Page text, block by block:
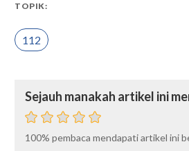
TOPIK:
112
Sejauh manakah artikel ini
100% pembaca mendapati artikel ini